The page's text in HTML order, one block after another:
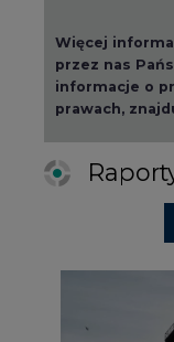
Więcej
przez nas
informacje o
prawach,